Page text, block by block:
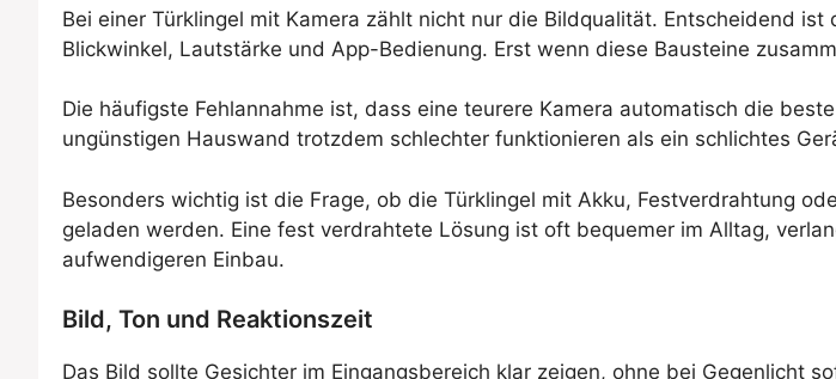
Bei einer Türklingel mit Kamera zählt nicht nur die Bildqualität. Entscheidend ist
Blickwinkel, Lautstärke und App-Bedienung. Erst wenn diese Bausteine
Die häufigste Fehlannahme ist, dass eine teurere Kamera automatisch die
ungünstigen Hauswand trotzdem schlechter funktionieren als ein schlichtes
Besonders wichtig ist die Frage, ob die Türklingel mit Akku, Festverdrahtung
geladen werden. Eine fest verdrahtete Lösung ist oft bequemer im Alltag,
aufwendigeren Einbau.
Bild, Ton und Reaktionszeit
Das Bild sollte Gesichter im Eingangsbereich klar zeigen, ohne bei Gegenlicht